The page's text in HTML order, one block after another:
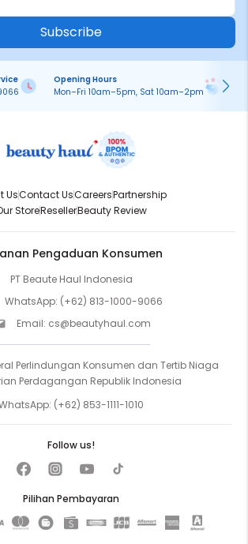
Subscribe
Opening Hours
Mon–Fri 10am–5pm, Sat 10am–2pm
UsContact UsCareersPartnership
StoreResellerBeauty Review
Pengaduan Konsumen
PT Beaute Haul Indonesia
WhatsApp: (+62) 813-1000-9066
Email: cs@beautyhaul.com
Perlindungan Konsumen dan Tertib Niaga
Perdagangan Republik Indonesia
(+62) 853-1111-1010
Pilihan Pembayaran
Follow us!